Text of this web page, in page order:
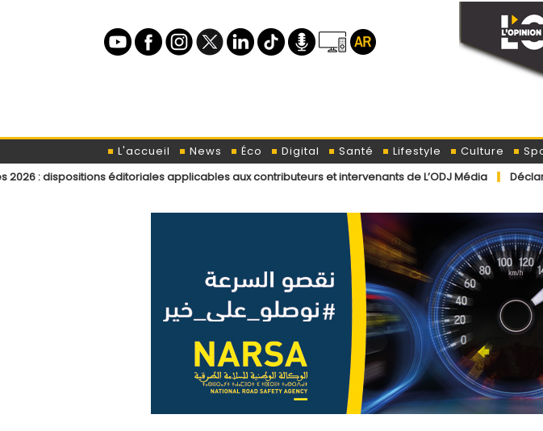
L'accueil News Éco Digital Santé Lifestyle Culture
éditoriales applicables aux contributeurs et intervenants de L’ODJ Média
Déclaration du